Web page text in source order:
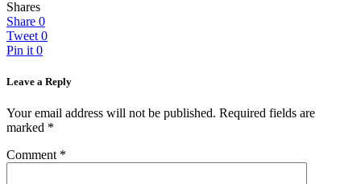
Shares
Share 0
Tweet 0
Pin it 0
Leave a Reply
Your email address will not be published. Required fields are
marked *
Comment *